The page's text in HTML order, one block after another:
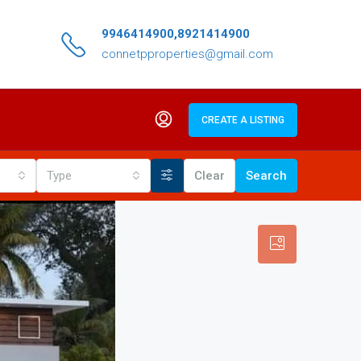
9946414900,8921414900
connetpproperties@gmail.com
CREATE A LISTING
Type Clear Search